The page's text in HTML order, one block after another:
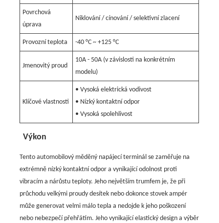
Povrchová
úprava
Niklování / cínování / selektivní zlacení
Provozní teplota -40 °C ~ +125 °C
Jmenovitý proud
10A - 50A (v závislosti na konkrétním
modelu)
Klíčové vlastnosti
• Vysoká elektrická vodivost
• Nízký kontaktní odpor
• Vysoká spolehlivost
Výkon
Tento automobilový měděný napájecí terminál se zaměřuje na
extrémně nízký kontaktní odpor a vynikající odolnost proti
vibracím a nárůstu teploty. Jeho největším trumfem je, že při
průchodu velkými proudy desítek nebo dokonce stovek ampér
může generovat velmi málo tepla a nedojde k jeho poškození
nebo nebezpečí přehřátím. Jeho vynikající elastický design a výběr